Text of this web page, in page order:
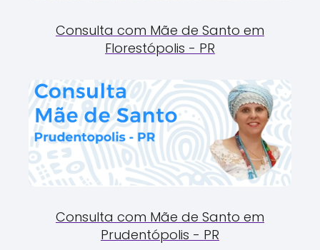
Consulta com Mãe de Santo em
Florestópolis - PR
Consulta com Mãe de Santo em
Prudentópolis - PR